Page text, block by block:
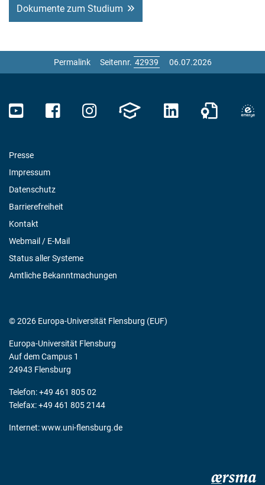
Dokumente zum Studium
Permalink Seitennr. 06.07.2026
Presse
Impressum
Datenschutz
Barrierefreiheit
Kontakt
Webmail / E-Mail
Status aller Systeme
Amtliche Bekanntmachungen
© 2026 Europa-Universität Flensburg (EUF)
Europa-Universität Flensburg
Auf dem Campus 1
24943 Flensburg
Telefon: +49 461 805 02
Telefax: +49 461 805 2144
Internet:www.uni-flensburg.de